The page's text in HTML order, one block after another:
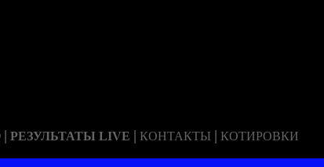
| РЕЗУЛЬТАТЫ LIVE | КОНТАКТЫ | КОТИРОВКИ